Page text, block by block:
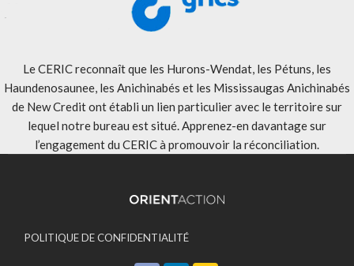
Le CERIC reconnaît que les Hurons-Wendat, les Pétuns, les
Haundenosaunee, les Anichinabés et les Mississaugas Anichinabés
de New Credit ont établi un lien particulier avec le territoire sur
lequel notre bureau est situé. Apprenez-en davantage sur
l’engagement du CERIC à promouvoir la réconciliation.
POLITIQUE DE CONFIDENTIALITÉ